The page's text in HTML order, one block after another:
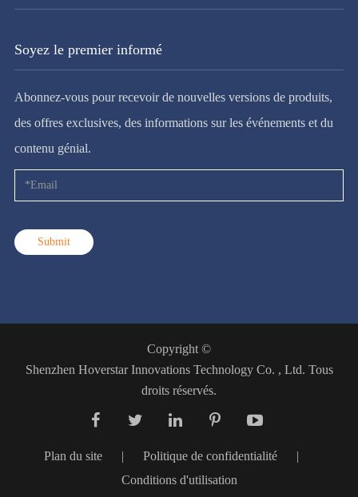
Soyez le premier informé
Abonnez-vous pour recevoir de nouvelles versions de produits,
des offres exclusives, des informations sur les événements et du
contenu génial.
Submit
Copyright ©
Shenzhen Hoverstar Innovations Technology Co. , Ltd. Tous
droits réservés.
Plan du site | Politique de confidentialité
|
Conditions d'utilisation